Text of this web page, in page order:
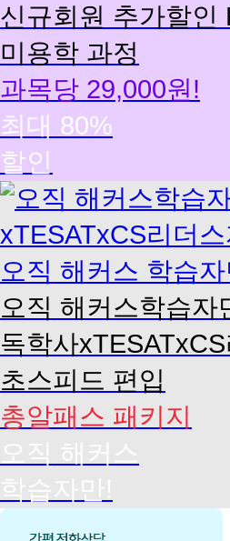
신규회원 추가할인
미용학 과정
과목당 29,000원!
최대 80%
할인
총
알
패
스
편
입
오직 해커스학습자
독학사
초스피드 편입
총알패스 패키지